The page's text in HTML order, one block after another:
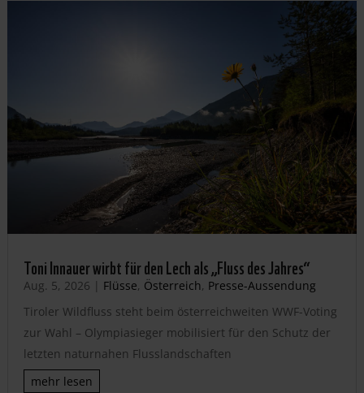
Toni Innauer wirbt für den Lech als „Fluss des Jahres“
Aug. 5, 2026 | Flüsse, Österreich, Presse-Aussendung
Tiroler Wildfluss steht beim österreichweiten WWF-Voting
zur Wahl – Olympiasieger mobilisiert für den Schutz der
letzten naturnahen Flusslandschaften
mehr lesen